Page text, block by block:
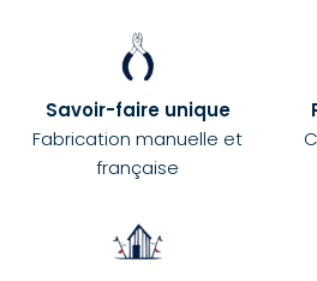
Savoir-faire unique
Fabrication manuelle et
française